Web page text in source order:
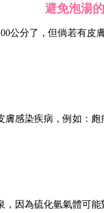
避免泡湯
公分了，但倘若有皮
膚感染疾病，例如：
因為硫化氫氣體可能